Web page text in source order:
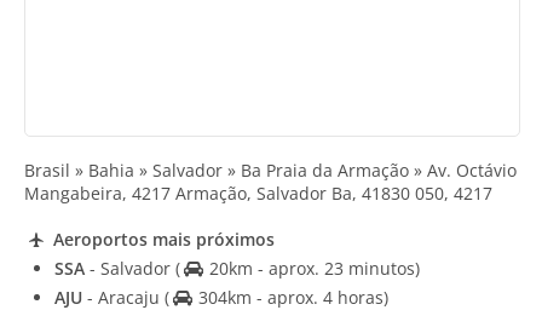
Brasil » Bahia » Salvador » Ba Praia da Armação » Av. Octávio
Mangabeira, 4217 Armação, Salvador Ba, 41830 050, 4217
Aeroportos mais próximos
SSA - Salvador (
20km - aprox. 23 minutos)
AJU - Aracaju (
304km - aprox. 4 horas)